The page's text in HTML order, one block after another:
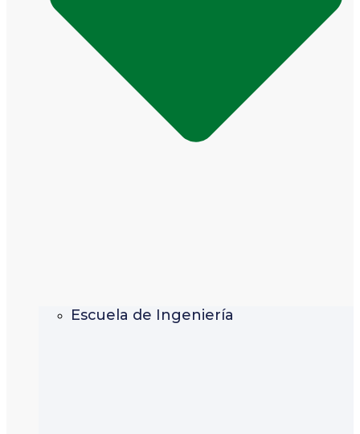
Escuela de Ingeniería